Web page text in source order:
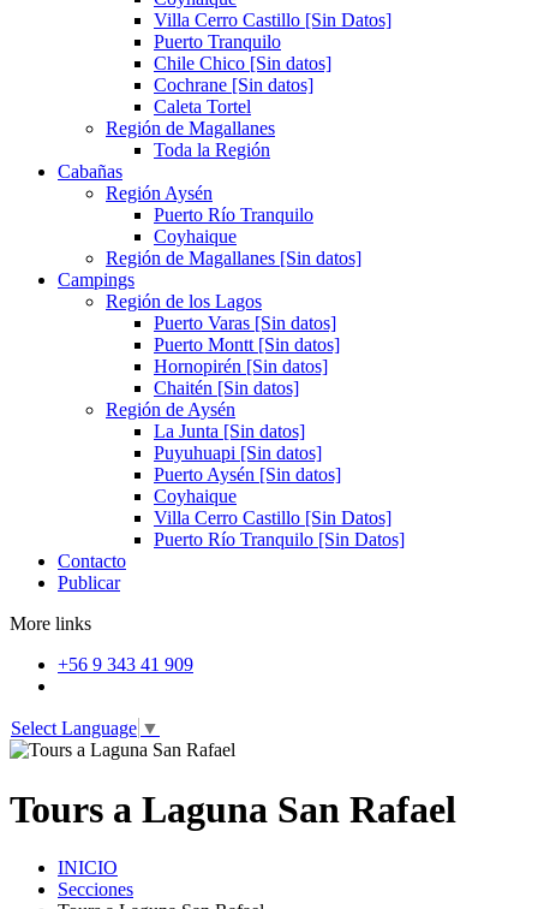
Villa Cerro Castillo [Sin Datos]
Puerto Tranquilo
Chile Chico [Sin datos]
Cochrane [Sin datos]
Caleta Tortel
Región de Magallanes
Toda la Región
Cabañas
Región Aysén
Puerto Río Tranquilo
Coyhaique
Región de Magallanes [Sin datos]
Campings
Región de los Lagos
Puerto Varas [Sin datos]
Puerto Montt [Sin datos]
Hornopirén [Sin datos]
Chaitén [Sin datos]
Región de Aysén
La Junta [Sin datos]
Puyuhuapi [Sin datos]
Puerto Aysén [Sin datos]
Coyhaique
Villa Cerro Castillo [Sin Datos]
Puerto Río Tranquilo [Sin Datos]
Contacto
Publicar
More links
+56 9 343 41 909
Select Language ▼
Tours a Laguna San Rafael
INICIO
Secciones